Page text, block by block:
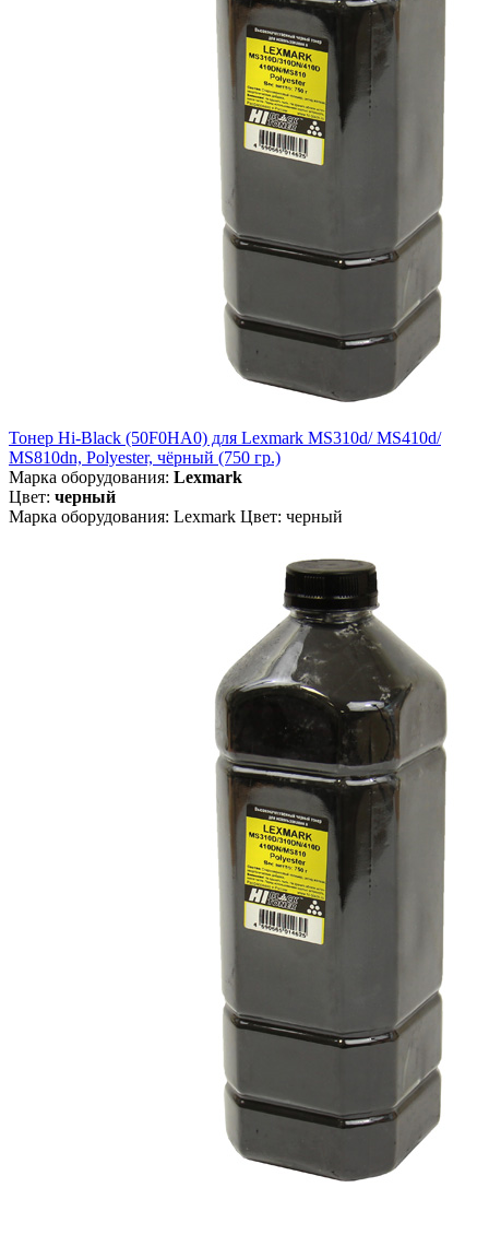
Тонер Hi-Black (50F0HA0) для Lexmark MS310d/ MS410d/
MS810dn, Polyester, чёрный (750 гр.)
Марка оборудования: Lexmark
Цвет: черный
Марка оборудования: Lexmark Цвет: черный